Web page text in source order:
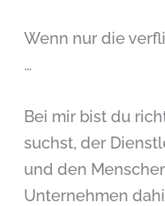
Wenn nur die
…
Bei mir bist du
suchst, der
und den
Unternehmen